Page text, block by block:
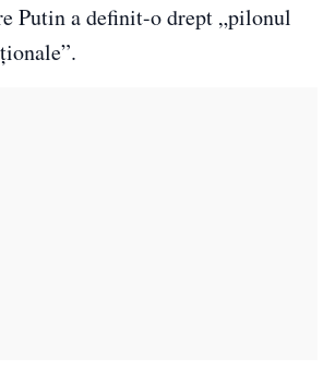
Putin a definit-o drept „pilonul